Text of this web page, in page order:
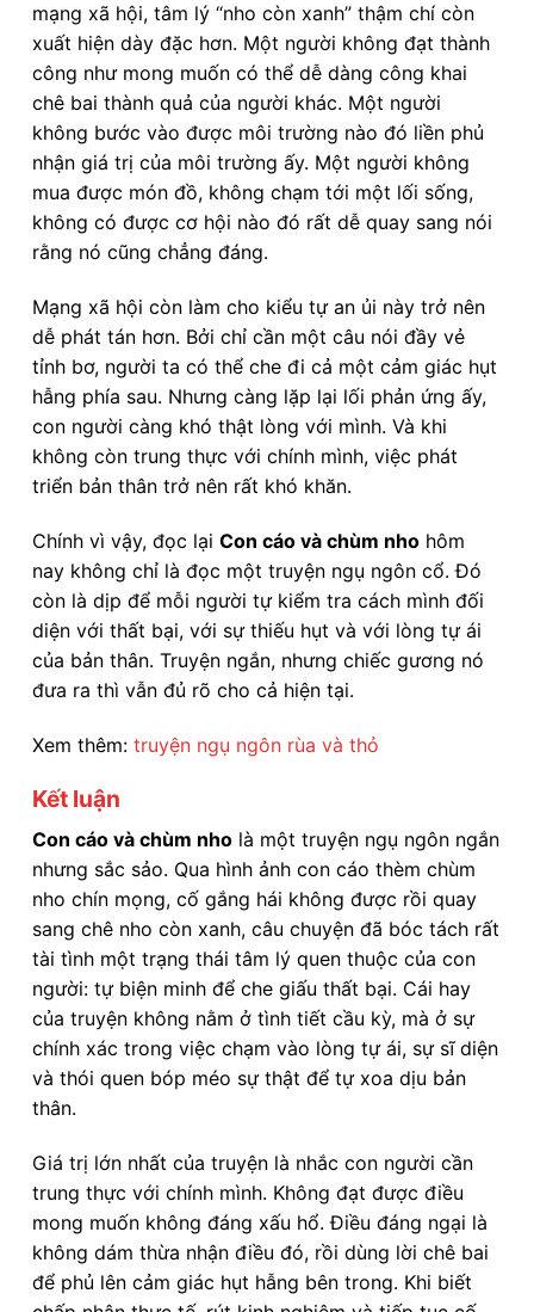
mạng xã hội, tâm lý “nho còn xanh” thậm chí còn
xuất hiện dày đặc hơn. Một người không đạt thành
công như mong muốn có thể dễ dàng công khai
chê bai thành quả của người khác. Một người
không bước vào được môi trường nào đó liền phủ
nhận giá trị của môi trường ấy. Một người không
mua được món đồ, không chạm tới một lối sống,
không có được cơ hội nào đó rất dễ quay sang nói
rằng nó cũng chẳng đáng.
Mạng xã hội còn làm cho kiểu tự an ủi này trở nên
dễ phát tán hơn. Bởi chỉ cần một câu nói đầy vẻ
tỉnh bơ, người ta có thể che đi cả một cảm giác hụt
hẫng phía sau. Nhưng càng lặp lại lối phản ứng ấy,
con người càng khó thật lòng với mình. Và khi
không còn trung thực với chính mình, việc phát
triển bản thân trở nên rất khó khăn.
Chính vì vậy, đọc lại Con cáo và chùm nho hôm
nay không chỉ là đọc một truyện ngụ ngôn cổ. Đó
còn là dịp để mỗi người tự kiểm tra cách mình đối
diện với thất bại, với sự thiếu hụt và với lòng tự ái
của bản thân. Truyện ngắn, nhưng chiếc gương nó
đưa ra thì vẫn đủ rõ cho cả hiện tại.
Xem thêm: truyện ngụ ngôn rùa và thỏ
Kết luận
Con cáo và chùm nho là một truyện ngụ ngôn ngắn
nhưng sắc sảo. Qua hình ảnh con cáo thèm chùm
nho chín mọng, cố gắng hái không được rồi quay
sang chê nho còn xanh, câu chuyện đã bóc tách rất
tài tình một trạng thái tâm lý quen thuộc của con
người: tự biện minh để che giấu thất bại. Cái hay
của truyện không nằm ở tình tiết cầu kỳ, mà ở sự
chính xác trong việc chạm vào lòng tự ái, sự sĩ diện
và thói quen bóp méo sự thật để tự xoa dịu bản
thân.
Giá trị lớn nhất của truyện là nhắc con người cần
trung thực với chính mình. Không đạt được điều
mong muốn không đáng xấu hổ. Điều đáng ngại là
không dám thừa nhận điều đó, rồi dùng lời chê bai
để phủ lên cảm giác hụt hẫng bên trong. Khi biết